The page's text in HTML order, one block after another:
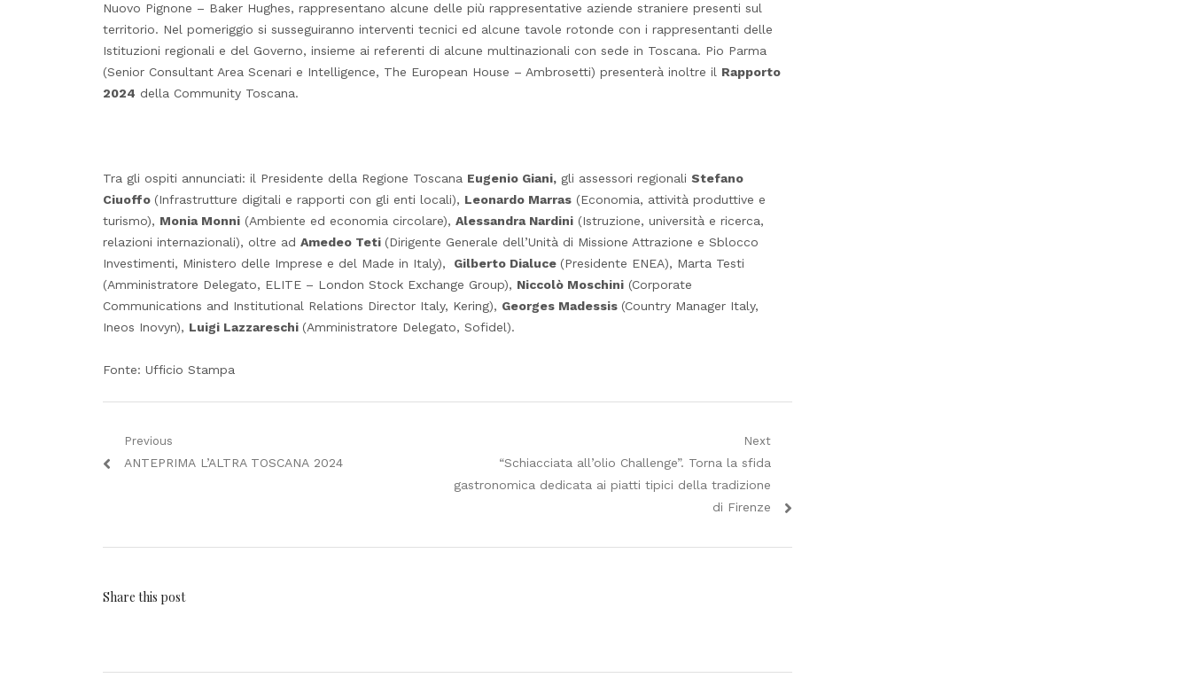
Nuovo Pignone – Baker Hughes, rappresentano alcune delle più rappresentative aziende straniere presenti sul
territorio. Nel pomeriggio si susseguiranno interventi tecnici ed alcune tavole rotonde con i rappresentanti delle
Istituzioni regionali e del Governo, insieme ai referenti di alcune multinazionali con sede in Toscana. Pio Parma
(Senior Consultant Area Scenari e Intelligence, The European House – Ambrosetti) presenterà inoltre il Rapporto
2024 della Community Toscana.
Tra gli ospiti annunciati: il Presidente della Regione Toscana Eugenio Giani, gli assessori regionali Stefano
Ciuoffo (Infrastrutture digitali e rapporti con gli enti locali), Leonardo Marras (Economia, attività produttive e
turismo), Monia Monni (Ambiente ed economia circolare), Alessandra Nardini (Istruzione, università e ricerca,
relazioni internazionali), oltre ad Amedeo Teti (Dirigente Generale dell’Unità di Missione Attrazione e Sblocco
Investimenti, Ministero delle Imprese e del Made in Italy),
Gilberto Dialuce (Presidente ENEA), Marta Testi
(Amministratore Delegato, ELITE – London Stock Exchange Group), Niccolò Moschini (Corporate
Communications and Institutional Relations Director Italy, Kering), Georges Madessis (Country Manager Italy,
Ineos Inovyn), Luigi Lazzareschi (Amministratore Delegato, Sofidel).
Fonte: Ufficio Stampa
Navigazione
articoli
Previous
Previous
ANTEPRIMA L’ALTRA TOSCANA 2024
Next
Next
post:
“Schiacciata all’olio Challenge”. Torna la sfida
gastronomica dedicata ai piatti tipici della tradizione
di Firenze
Share this post